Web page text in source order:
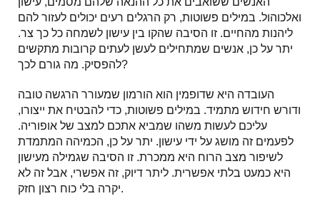
ואלכוהול. במילים פשוטות, רק הרגלים רעים יכולים לעזור להם
ליהנות מהחיים. זו הסיבה שהקו בין עישון לשמחה כל כך צר.
יתר על כן, אנשים שמתחילים לעשן לעתים קרובות מתקשים
להפסיק. מה גורם לכך?
העובדה היא שדופמין הוא הורמון שמעורר הרגשה טובה
ודורש חידוש מתמיד. במילים פשוטות, כדי להבטיח את ייצורו,
עליכם לעשות משהו שמביא אתכם למצב של אופוריה.
לפעמים זה מושג על ידי עישון. יתר על כן, הכמיהה המתמדת
לשיפור מצב הרוח היא ממכרת. זו הסיבה שגמילה מעישון
היא כמעט בלתי אפשרית. ליתר דיוק, זה אפשרי, אבל זה לא
יקרה בלי כוח רצון חזק.